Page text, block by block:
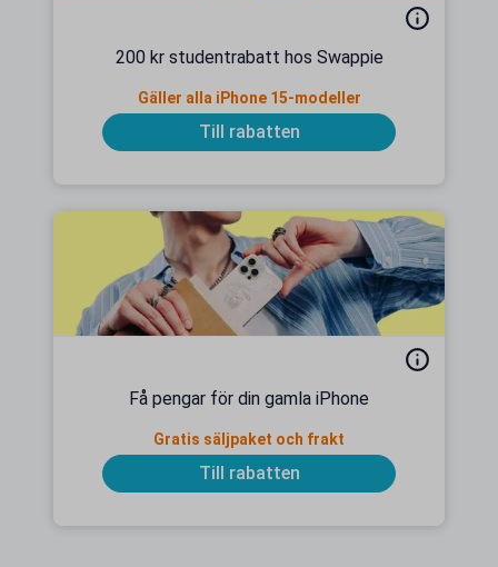
200 kr studentrabatt hos Swappie
Gäller alla iPhone 15-modeller
Till rabatten
Få pengar för din gamla iPhone
Gratis säljpaket och frakt
Till rabatten